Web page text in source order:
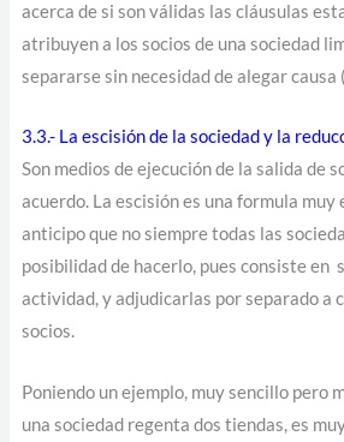
acerca de si son válidas las cláusulas
atribuyen a los socios de una sociedad
separarse sin necesidad de alegar causa
3.3.- La escisión de la sociedad y la
Son medios de ejecución de la salida de
acuerdo. La escisión es una formula muy
anticipo que no siempre todas las
posibilidad de hacerlo, pues consiste en
actividad, y adjudicarlas por separado a
socios.
Poniendo un ejemplo, muy sencillo pero
una sociedad regenta dos tiendas, es